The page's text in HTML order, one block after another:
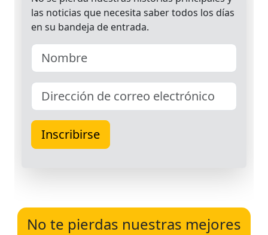
No te pierdas nuestras mejores